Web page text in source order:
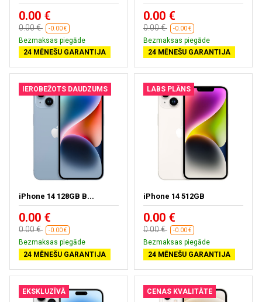
0.00 €
0.00 € -0.00 €
Bezmaksas piegāde
24 MĒNEŠU GARANTIJA
0.00 €
0.00 € -0.00 €
Bezmaksas piegāde
24 MĒNEŠU GARANTIJA
IEROBEŽOTS DAUDZUMS
iPhone 14 128GB B...
0.00 €
0.00 € -0.00 €
Bezmaksas piegāde
24 MĒNEŠU GARANTIJA
LABS PLĀNS
iPhone 14 512GB
0.00 €
0.00 € -0.00 €
Bezmaksas piegāde
24 MĒNEŠU GARANTIJA
EKSKLUZĪVĀ CENAS KVALITĀTE